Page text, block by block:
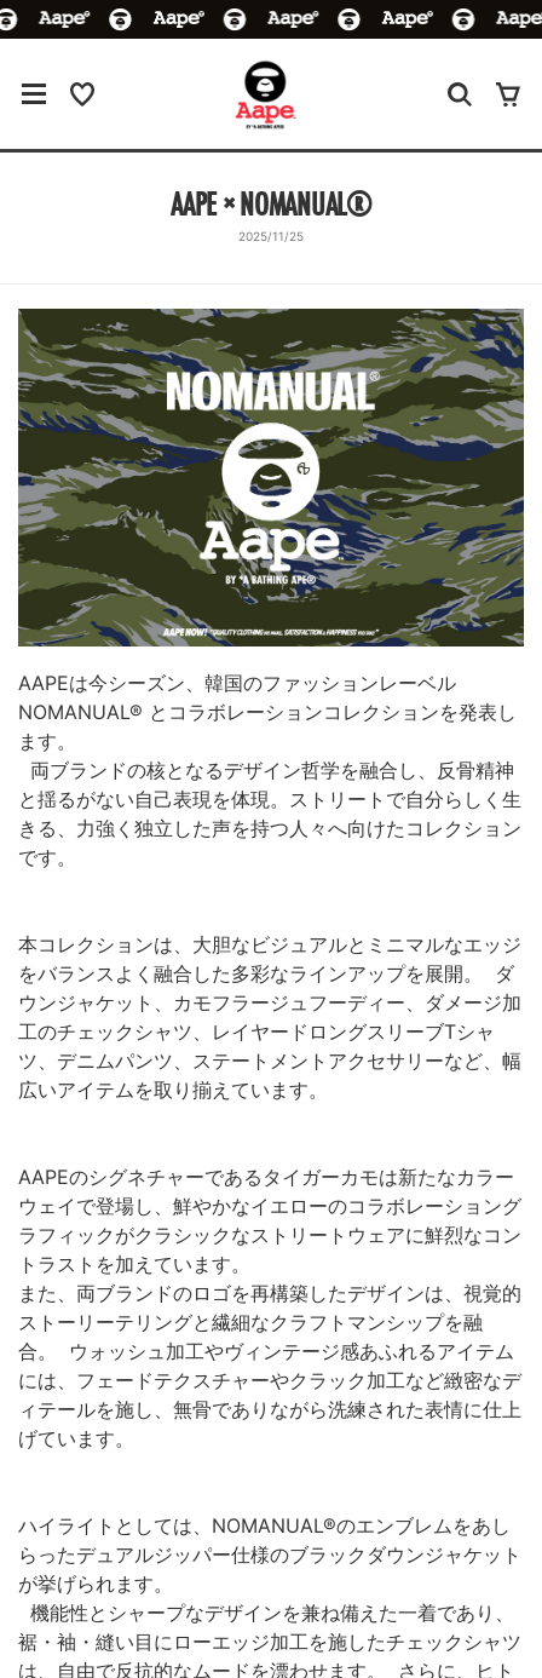
AAPE × NOMANUAL®︎
2025/11/25
AAPEは今シーズン、韓国のファッションレーベル
NOMANUAL® とコラボレーションコレクションを発表し
ます。
両ブランドの核となるデザイン哲学を融合し、反骨精神
と揺るがない自己表現を体現。ストリートで自分らしく生
きる、力強く独立した声を持つ人々へ向けたコレクション
です。
本コレクションは、大胆なビジュアルとミニマルなエッジ
をバランスよく融合した多彩なラインアップを展開。 ダ
ウンジャケット、カモフラージュフーディー、ダメージ加
工のチェックシャツ、レイヤードロングスリーブTシャ
ツ、デニムパンツ、ステートメントアクセサリーなど、幅
広いアイテムを取り揃えています。
AAPEのシグネチャーであるタイガーカモは新たなカラー
ウェイで登場し、鮮やかなイエローのコラボレーショング
ラフィックがクラシックなストリートウェアに鮮烈なコン
トラストを加えています。
また、両ブランドのロゴを再構築したデザインは、視覚的
ストーリーテリングと繊細なクラフトマンシップを融
合。 ウォッシュ加工やヴィンテージ感あふれるアイテム
には、フェードテクスチャーやクラック加工など緻密なデ
ィテールを施し、無骨でありながら洗練された表情に仕上
げています。
ハイライトとしては、NOMANUAL®︎のエンブレムをあし
らったデュアルジッパー仕様のブラックダウンジャケット
が挙げられます。
機能性とシャープなデザインを兼ね備えた一着であり、
裾・袖・縫い目にローエッジ加工を施したチェックシャツ
は、自由で反抗的なムードを漂わせます。 さらに、ヒト